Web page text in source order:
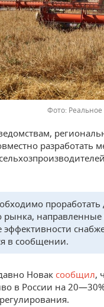
разработать
рынка, направленные
в сообщении.
Новак сообщил,
в России на